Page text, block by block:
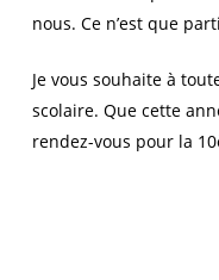
nous. Ce n’est que
Je vous souhaite à
scolaire. Que cette
rendez-vous pour la